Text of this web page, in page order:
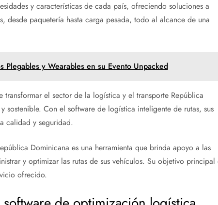
y características de cada país, ofreciendo soluciones a
desde paquetería hasta carga pesada, todo al alcance de una
Plegables y Wearables en su Evento Unpacked
el sector de la logística y el transporte República
Con el software de logística inteligente de rutas, sus
calidad y seguridad.
Dominicana es una herramienta que brinda apoyo a las
y optimizar las rutas de sus vehículos. Su objetivo principal
ofrecido.